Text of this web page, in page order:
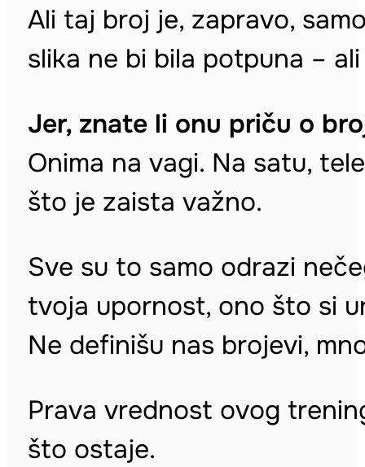
Ali taj broj je, zapravo,
slika ne bi bila potpuna –
Jer, znate li onu priču o
Onima na vagi. Na satu,
što je zaista važno.
Sve su to samo odrazi
tvoja upornost, ono što si
Ne definišu nas brojevi,
Prava vrednost ovog
što ostaje.